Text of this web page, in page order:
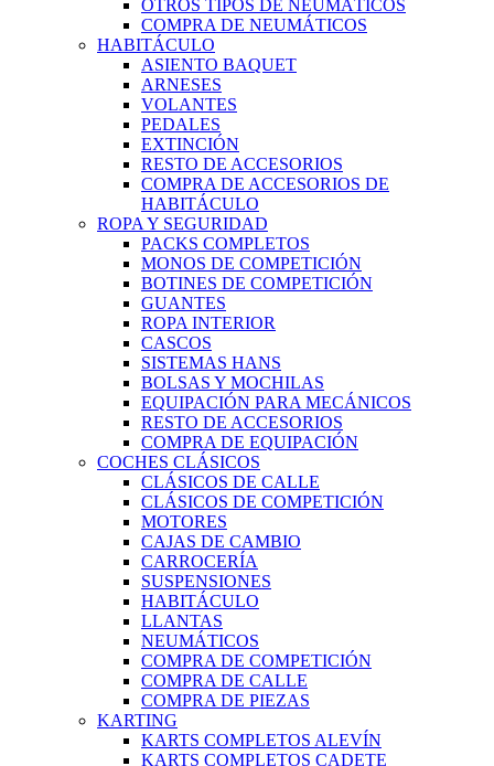
OTROS TIPOS DE NEUMÁTICOS
COMPRA DE NEUMÁTICOS
HABITÁCULO
ASIENTO BAQUET
ARNESES
VOLANTES
PEDALES
EXTINCIÓN
RESTO DE ACCESORIOS
COMPRA DE ACCESORIOS DE
HABITÁCULO
ROPA Y SEGURIDAD
PACKS COMPLETOS
MONOS DE COMPETICIÓN
BOTINES DE COMPETICIÓN
GUANTES
ROPA INTERIOR
CASCOS
SISTEMAS HANS
BOLSAS Y MOCHILAS
EQUIPACIÓN PARA MECÁNICOS
RESTO DE ACCESORIOS
COMPRA DE EQUIPACIÓN
COCHES CLÁSICOS
CLÁSICOS DE CALLE
CLÁSICOS DE COMPETICIÓN
MOTORES
CAJAS DE CAMBIO
CARROCERÍA
SUSPENSIONES
HABITÁCULO
LLANTAS
NEUMÁTICOS
COMPRA DE COMPETICIÓN
COMPRA DE CALLE
COMPRA DE PIEZAS
KARTING
KARTS COMPLETOS ALEVÍN
KARTS COMPLETOS CADETE